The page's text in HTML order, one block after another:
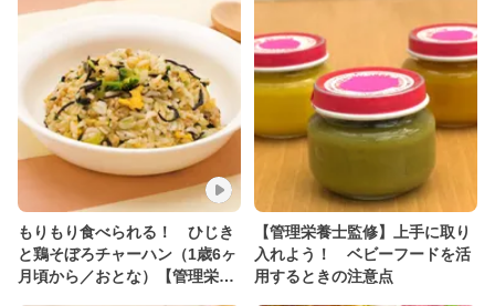
もりもり食べられる！ ひじき
と鶏そぼろチャーハン（1歳6ヶ
月頃から／おとな）【管理栄養
【管理栄養士監修】上手に取り
入れよう！ ベビーフードを活
用するときの注意点